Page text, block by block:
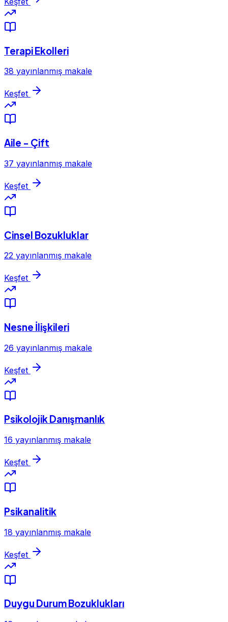
Terapi Ekolleri
38 yayınlanmış makale
Keşfet
Aile - Çift
37 yayınlanmış makale
Keşfet
Cinsel Bozukluklar
22 yayınlanmış makale
Keşfet
Nesne İlişkileri
26 yayınlanmış makale
Keşfet
Psikolojik Danışmanlık
16 yayınlanmış makale
Keşfet
Psikanalitik
18 yayınlanmış makale
Keşfet
Duygu Durum Bozuklukları